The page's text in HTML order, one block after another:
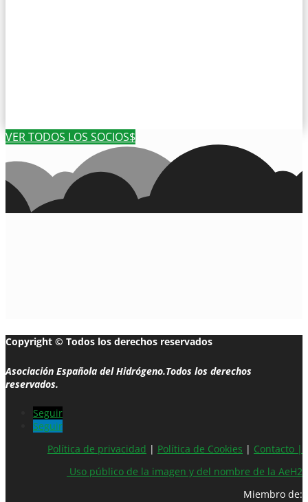
VER TODOS LOS SOCIOS
Copyright © Todos los derechos reservados
Asociación Española del Hidrógeno.Todos los derechos
reservados.
Seguir
Seguir
Política de privacidad | Política de Cookies | Contacto |
Uso público de la imagen y del nombre de la AeH2
Miembro de: